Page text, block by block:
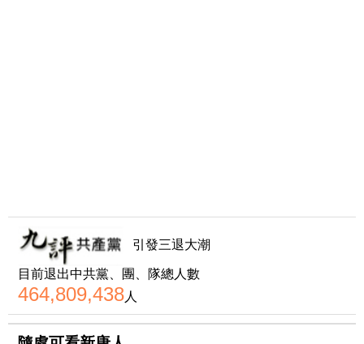
引發三退大潮
目前退出中共黨、團、隊總人數
464,809,438人